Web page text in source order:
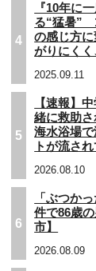
4
『10年に
る“猛暑”
の感じ方
がりにくく
2025.09.11
5
【速報】
緒に救助
海水浴場
トが流され
2026.08.10
6
「ぶつか
件で86歳
市】
2026.08.09